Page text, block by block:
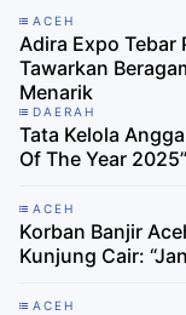
ACEH
Adira Expo Tebar
Tawarkan
Menarik
DAERAH
Tata Kelola
Of The Year 2025”
ACEH
Korban Banjir
Kunjung Cair:
ACEH